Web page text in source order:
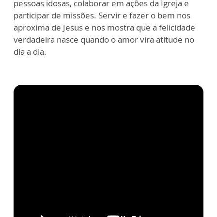
pessoas idosas, colaborar em ações da Igreja e
participar de missões. Servir e fazer o bem nos
aproxima de Jesus e nos mostra que a felicidade
verdadeira nasce quando o amor vira atitude no
dia a dia.